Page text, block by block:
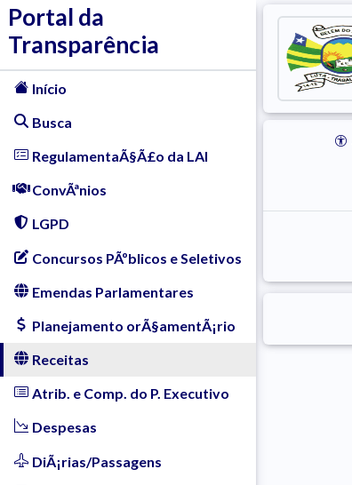
Portal da
Transparência
Início
Busca
RegulamentaÃ§Ã£o da LAI
ConvÃªnios
LGPD
Concursos PÃºblicos e Seletivos
Emendas Parlamentares
Planejamento orÃ§amentÃ¡rio
Receitas
Atrib. e Comp. do P. Executivo
Despesas
DiÃ¡rias/Passagens